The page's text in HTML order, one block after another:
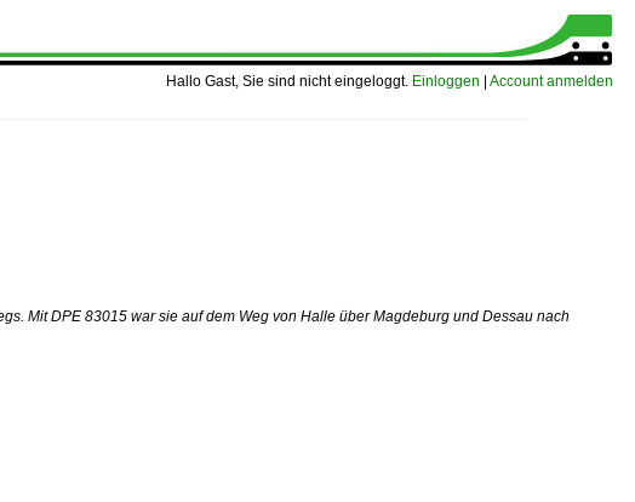
Hallo Gast, Sie sind nicht eingeloggt. Einloggen Account anmelden
Mit DPE 83015 war sie auf dem Weg von Halle über Magdeburg und Dessau nach